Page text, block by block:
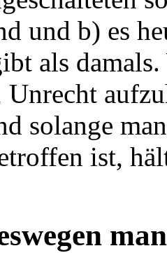
und b) es
als damals.
solange
ist,